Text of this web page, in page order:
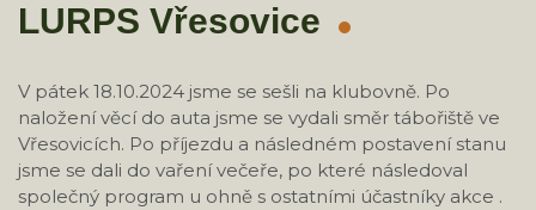
O STŘEDISKU
KONTAKTY
LURPS Vřesovice
V pátek 18.10.2024 jsme se sešli na klubovně. Po
naložení věcí do auta jsme se vydali směr tábořiště ve
Vřesovicích. Po příjezdu a následném postavení stanu
jsme se dali do vaření večeře, po které následoval
společný program u ohně s ostatními účastníky akce .